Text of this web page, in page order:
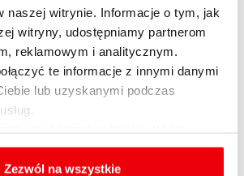
naszej witrynie. Informacje o tym, jak
witryny, udostępniamy partnerom
reklamowym i analitycznym.
te informacje z innymi danymi
lub uzyskanymi podczas
korzystania z nich przez nas
plików cookies a także ich
Zezwól na wszystkie
środków na zakup atrakcyjnej
formule wypłaty (np.